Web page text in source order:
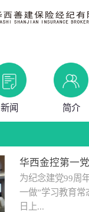
新闻 简介
为纪念建党99周
一做”学习教育常
日上...